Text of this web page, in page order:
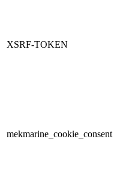
XSRF-TOKEN
mekmarine_cookie_consent